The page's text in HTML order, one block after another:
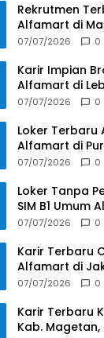
Rekrutmen
Alfamart di
07/07/2026 0
Karir Impian
Alfamart di
07/07/2026 0
Loker Terbaru
Alfamart di
2025
07/07/2026 0
Loker Tanpa
SIM B1 Umum
Pontianak
07/07/2026 0
Karir Terbaru
Alfamart di
2025
07/07/2026 0
Karir Terbaru
Kab.